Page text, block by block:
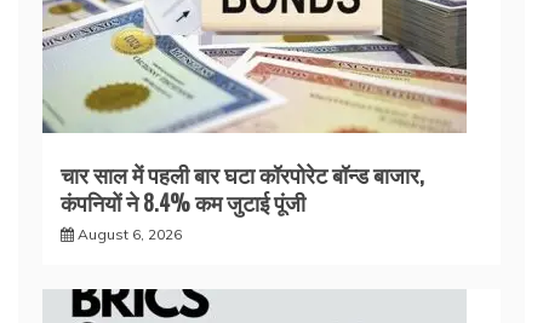
चार साल में पहली बार घटा कॉरपोरेट बॉन्ड बाजार,
कंपनियों ने 8.4% कम जुटाई पूंजी
August 6, 2026